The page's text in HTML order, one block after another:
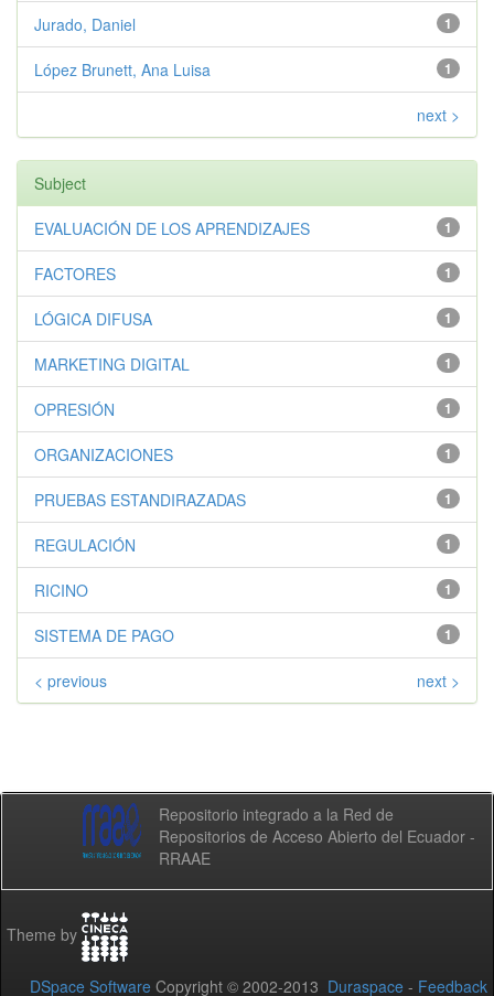
1
Jurado, Daniel
1
López Brunett, Ana Luisa
next >
Subject
1
EVALUACIÓN DE LOS APRENDIZAJES
1
FACTORES
1
LÓGICA DIFUSA
1
MARKETING DIGITAL
1
OPRESIÓN
1
ORGANIZACIONES
1
PRUEBAS ESTANDIRAZADAS
1
REGULACIÓN
1
RICINO
1
SISTEMA DE PAGO
< previous next >
Repositorio integrado a la Red de
Repositorios de Acceso Abierto del Ecuador -
RRAAE
Theme by
DSpace Software Copyright © 2002-2013 Duraspace - Feedback